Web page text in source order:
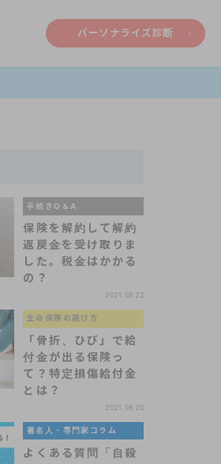
パーソナライズ診断
手続きQ＆A
保険を解約して解約
返戻金を受け取りま
した。税金はかかる
の？
2021.08.22
生命保険の選び方
「骨折、ひび」で給
付金が出る保険っ
て？特定損傷給付金
とは？
2021.08.20
著名人・専門家コラム
よくある質問「自殺